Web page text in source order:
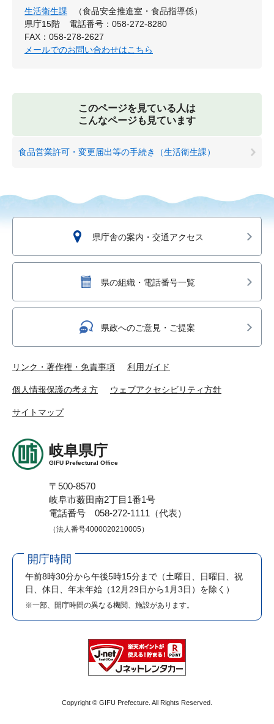
生活衛生課
（食品安全推進室・食品指導係）
県庁15階
電話番号：058-272-8280
FAX：058-278-2627
メールでのお問い合わせはこちら
このページを見ている人は
こんなページも見ています
食品営業許可・変更届出等の手続き（生活衛生課）
県庁舎の案内・交通アクセス
県の組織・電話番号一覧
県政へのご意見・ご提案
リンク・著作権・免責事項 利用ガイド
個人情報保護の考え方 ウェブアクセシビリティ方針
サイトマップ
岐阜県庁
GIFU Prefectural Office
〒500-8570
岐阜市薮田南2丁目1番1号
電話番号 058-272-1111（代表）
（法人番号4000020210005）
開庁時間
午前8時30分から午後5時15分まで （土曜日、日曜日、祝
日、休日、年末年始（12月29日から1月3日）を除く）
※一部、開庁時間の異なる機関、施設があります。
Copyright © GIFU Prefecture. All Rights Reserved.